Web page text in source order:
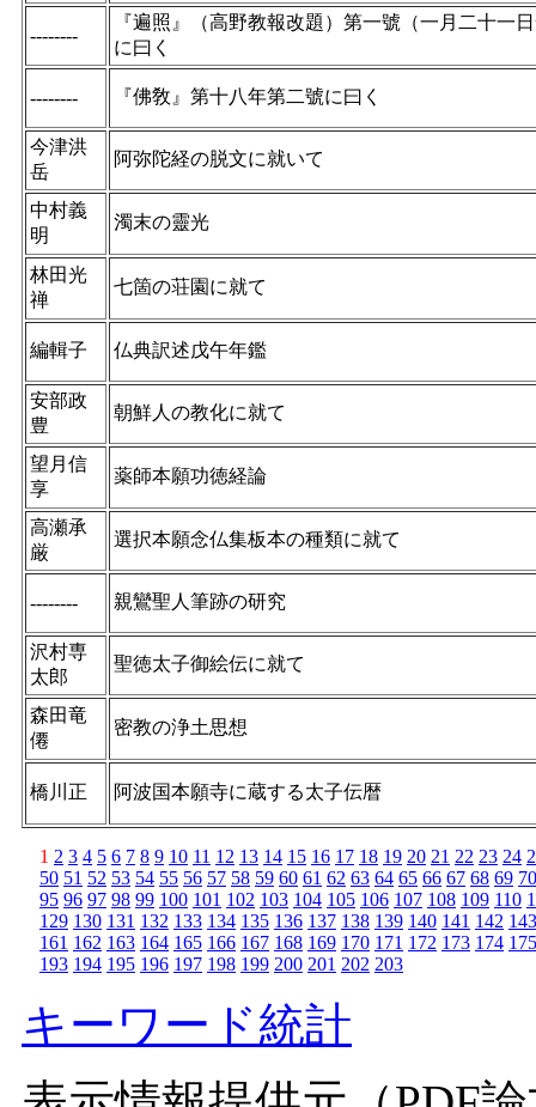
--------
『遍照』（高野教報改題）第一號（一月二十一
に曰く
-------- 『佛敎』第十八年第二號に曰く
今津洪
岳
阿弥陀経の脱文に就いて
中村義
明
濁末の靈光
林田光
禅
七箇の荘園に就て
編輯子 仏典訳述戊午年鑑
安部政
豊
朝鮮人の教化に就て
望月信
享
薬師本願功徳経論
高瀬承
厳
選択本願念仏集板本の種類に就て
-------- 親鸞聖人筆跡の研究
沢村専
太郎
聖徳太子御絵伝に就て
森田竜
僊
密教の浄土思想
橋川正 阿波国本願寺に蔵する太子伝暦
1 2 3 4 5 6 7 8 9 10 11 12 13 14 15 16 17 18 19 20 21 22 23 24
50 51 52 53 54 55 56 57 58 59 60 61 62 63 64 65 66 67 68 69 70
95 96 97 98 99 100 101 102 103 104 105 106 107 108 109 110
129 130 131 132 133 134 135 136 137 138 139 140 141 142 143
161 162 163 164 165 166 167 168 169 170 171 172 173 174 175
193 194 195 196 197 198 199 200 201 202 203
キーワード統計